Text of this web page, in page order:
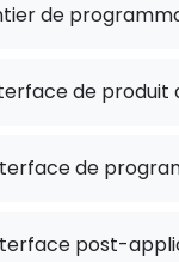
de
de produit
de
post-